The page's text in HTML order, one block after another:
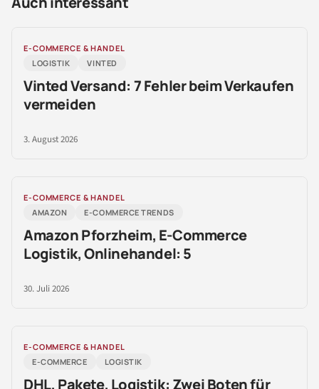
E-COMMERCE & HANDEL
LOGISTIK
VINTED
Vinted Versand: 7 Fehler beim Verkaufen
vermeiden
3. August 2026
E-COMMERCE & HANDEL
AMAZON
E-COMMERCE TRENDS
Amazon Pforzheim, E-Commerce
Logistik, Onlinehandel: 5
30. Juli 2026
E-COMMERCE & HANDEL
E-COMMERCE
LOGISTIK
DHL, Pakete, Logistik: Zwei Boten für